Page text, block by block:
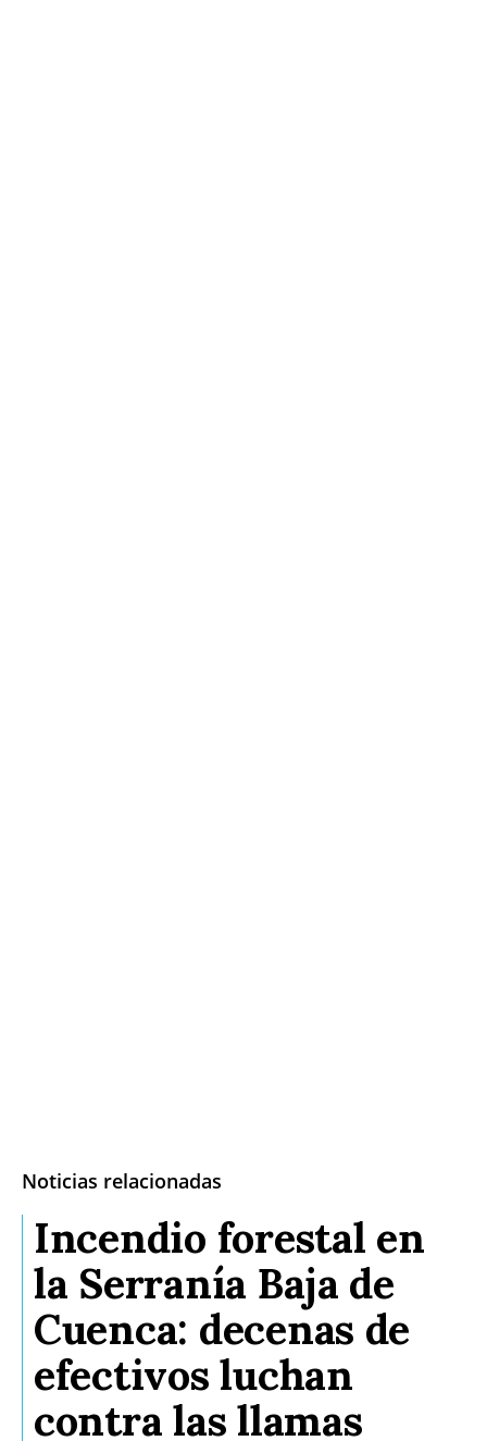
Noticias relacionadas
Incendio forestal en
la Serranía Baja de
Cuenca: decenas de
efectivos luchan
contra las llamas